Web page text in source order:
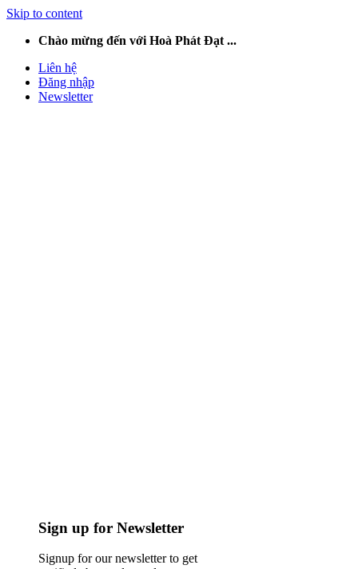
Skip to content
Chào mừng đến với Hoà Phát Đạt ...
Liên hệ
Đăng nhập
Newsletter
Sign up for Newsletter
Signup for our newsletter to get